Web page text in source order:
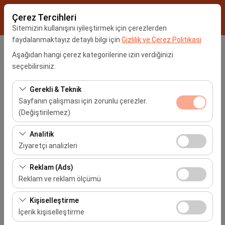
Çerez Tercihleri
Sitemizin kullanışını iyileştirmek için çerezlerden
faydalanmaktayız detaylı bilgi için Gizlilik ve Çerez Politikası
Aşağıdan hangi çerez kategorilerine izin verdiğinizi
seçebilirsiniz.
Gerekli & Teknik
Sayfanın çalışması için zorunlu çerezler.
(Değiştirilemez)
Bu çerezler sitenin doğru şekilde çalışması, güvenlik,
oturum yönetimi ve temel işlevler için gereklidir. Devre
dışı bırakılamaz.
Analitik
Ziyaretçi analizleri
Bu çerezler, sitemizin nasıl kullanıldığını (ziyaretçi sayısı,
en çok ziyaret edilen sayfalar, kullanıcı davranışları)
analiz etmemizi sağlar. Bu veriler, web sitesi
performansını ölçmek ve kullanıcı deneyimini sürekli
iyileştirmek için kullanılır.
Reklam (Ads)
Reklam ve reklam ölçümü
Bu çerezler, size ilgi alanlarınıza uygun kişiselleştirilmiş
reklamlar göstermemize ve reklam kampanyalarımızın
etkinliğini (gösterim sayısı, tıklama oranı) ölçmemize
Kişiselleştirme
İçerik kişiselleştirme
Rezervasyonum
Lütfen Rezervasyon numaranızı ve Rezervasyon sırasında
belirttiğiniz e-mail adresini giriniz.
Rezervasyon No
E-Posta Adresiniz